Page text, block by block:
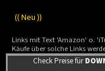
(( Neu ))
Links mit Text 'Amazon' o.
Käufe über solche Links
Check Preise für